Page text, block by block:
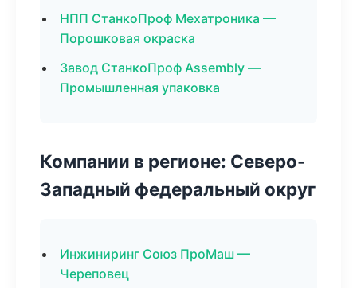
НПП СтанкоПроф Мехатроника —
Порошковая окраска
Завод СтанкоПроф Assembly —
Промышленная упаковка
Компании в регионе: Северо-
Западный федеральный округ
Инжиниринг Союз ПроМаш —
Череповец